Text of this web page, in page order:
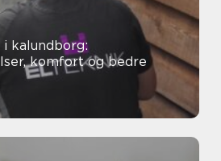
kalundborg:
komfort og bedre